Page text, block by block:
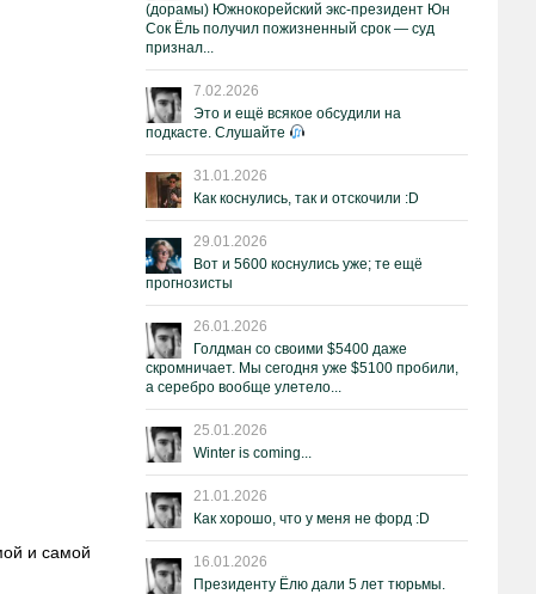
и самой
(дорамы) Южнокорейский экс-президент Юн
Сок Ёль получил пожизненный срок — суд
признал...
7.02.2026
Это и ещё всякое обсудили на
подкасте. Слушайте
31.01.2026
Как коснулись, так и отскочили :D
29.01.2026
Вот и 5600 коснулись уже; те ещё
прогнозисты
26.01.2026
Голдман со своими $5400 даже
скромничает. Мы сегодня уже $5100 пробили,
а серебро вообще улетело...
25.01.2026
Winter is coming...
21.01.2026
Как хорошо, что у меня не форд :D
16.01.2026
Президенту Ёлю дали 5 лет тюрьмы.